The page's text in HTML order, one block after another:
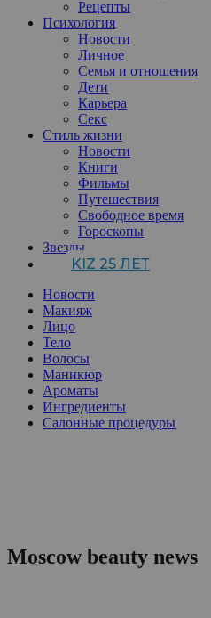
Рецепты
Психология
Новости
Личное
Семья и отношения
Дети
Карьера
Секс
Стиль жизни
Новости
Книги
Фильмы
Путешествия
Свободное время
Гороскопы
Звезды
KIZ 25 ЛЕТ
Новости
Макияж
Лицо
Тело
Волосы
Маникюр
Ароматы
Ингредиенты
Салонные процедуры
Moscow beauty news